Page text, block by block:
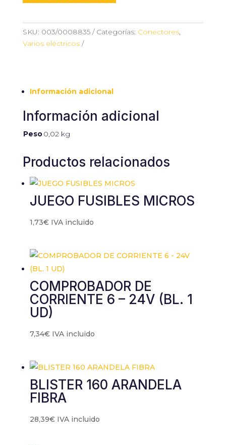
SKU: 003/0008835 Categorías: Conectores,
Varios eléctricos
Información adicional
Información adicional
Peso0,02 kg
Productos relacionados
JUEGO FUSIBLES MICROS
1,73€ IVA incluido
COMPROBADOR DE
CORRIENTE 6 – 24V (BL. 1
UD)
7,34€ IVA incluido
BLISTER 160 ARANDELA
FIBRA
28,39€ IVA incluido